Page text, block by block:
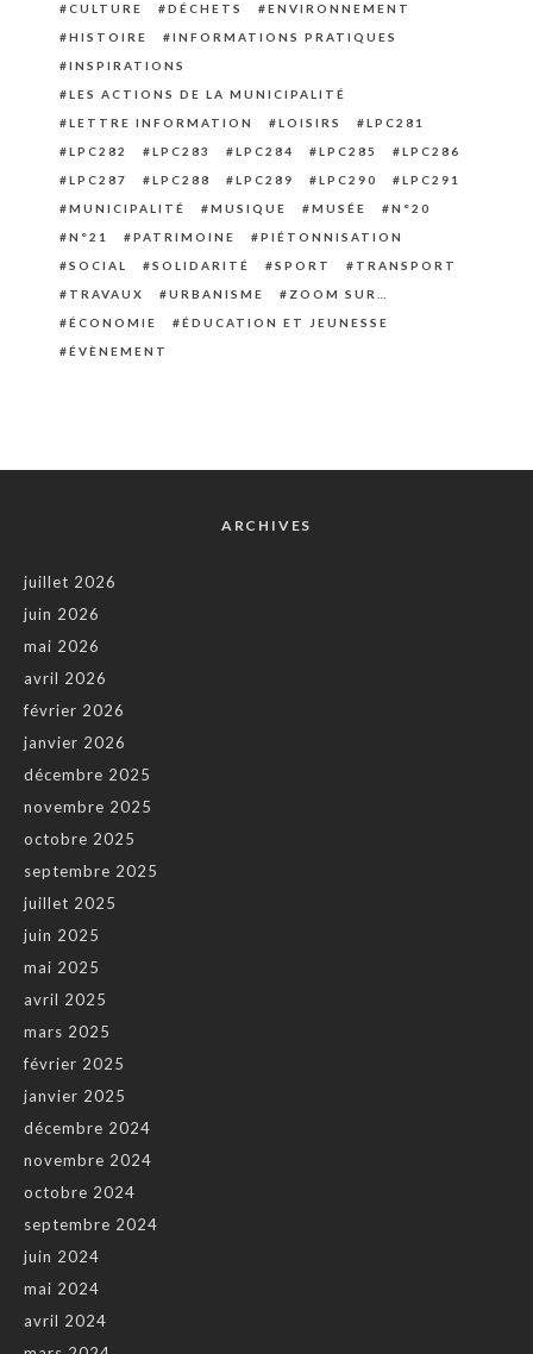
CULTURE
DÉCHETS
ENVIRONNEMENT
HISTOIRE
INFORMATIONS PRATIQUES
INSPIRATIONS
LES ACTIONS DE LA MUNICIPALITÉ
LETTRE INFORMATION
LOISIRS
LPC281
LPC282
LPC283 LPC284 LPC285
LPC286
LPC287
LPC288 LPC289 LPC290
LPC291
MUNICIPALITÉ
MUSIQUE MUSÉE
N°20
N°21
PATRIMOINE
PIÉTONNISATION
SOCIAL
SOLIDARITÉ SPORT
TRANSPORT
TRAVAUX
URBANISME
ZOOM SUR…
ÉCONOMIE
ÉDUCATION ET JEUNESSE
ÉVÈNEMENT
ARCHIVES
juillet 2026
juin 2026
mai 2026
avril 2026
février 2026
janvier 2026
décembre 2025
novembre 2025
octobre 2025
septembre 2025
juillet 2025
juin 2025
mai 2025
avril 2025
mars 2025
février 2025
janvier 2025
décembre 2024
novembre 2024
octobre 2024
septembre 2024
juin 2024
mai 2024
avril 2024